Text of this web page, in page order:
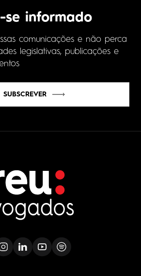
se informado
comunicações e não perca
legislativas, publicações e
SUBSCREVER